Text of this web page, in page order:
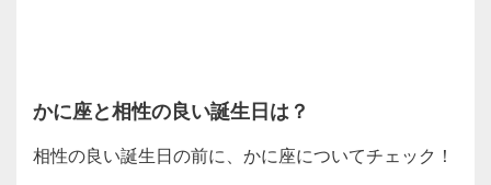
かに座と相性の良い誕生日は？
相性の良い誕生日の前に、かに座についてチェック！